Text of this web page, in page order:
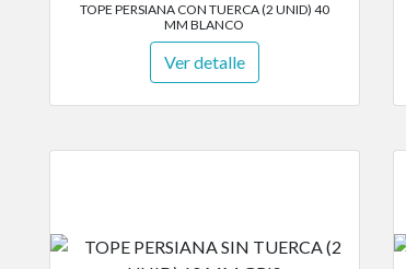
TOPE PERSIANA CON TUERCA (2 UNID) 40
MM BLANCO
Ver detalle